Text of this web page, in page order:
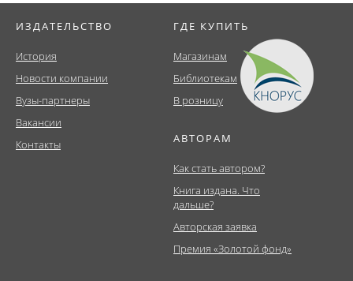
ИЗДАТЕЛЬСТВО
История
Новости компании
Вузы-партнеры
Вакансии
Контакты
ГДЕ КУПИТЬ
Магазинам
Библиотекам
В розницу
АВТОРАМ
Как стать автором?
Книга издана. Что
дальше?
Авторская заявка
Премия «Золотой фонд»